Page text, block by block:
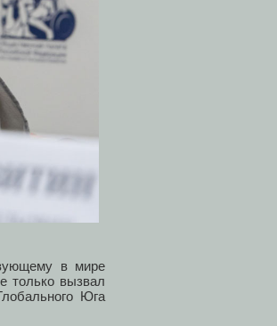
в мире
только вызвал
Юга